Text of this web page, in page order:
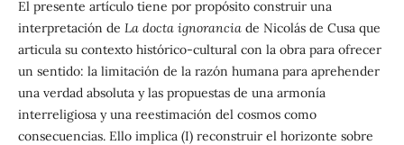
El presente artículo tiene por propósito construir una
interpretación de La docta ignorancia de Nicolás de Cusa que
articula su contexto histórico-cultural con la obra para ofrecer
un sentido: la limitación de la razón humana para aprehender
una verdad absoluta y las propuestas de una armonía
interreligiosa y una reestimación del cosmos como
consecuencias. Ello implica (I) reconstruir el horizonte sobre